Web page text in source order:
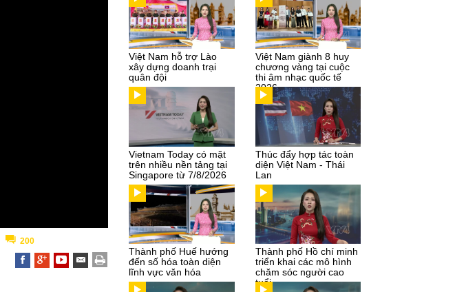
200
Việt Nam hỗ trợ Lào
xây dựng doanh trại
quân đội
Việt Nam giành 8 huy
chương vàng tại cuộc
thi âm nhạc quốc tế
2026
Vietnam Today có mặt
trên nhiều nền tảng tại
Singapore từ 7/8/2026
Thúc đẩy hợp tác toàn
diện Việt Nam - Thái
Lan
Thành phố Huế hướng
đến số hóa toàn diện
lĩnh vực văn hóa
Thành phố Hồ chí minh
triển khai các mô hình
chăm sóc người cao
tuổi